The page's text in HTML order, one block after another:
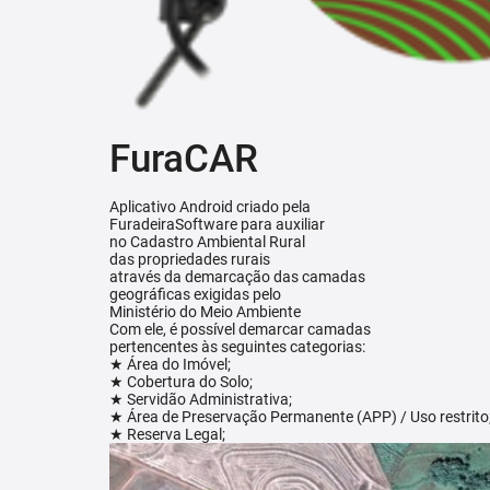
FuraCAR
Aplicativo Android criado pela
FuradeiraSoftware para auxiliar
no Cadastro Ambiental Rural
das propriedades rurais
através da demarcação das camadas
geográficas exigidas pelo
Ministério do Meio Ambiente
Com ele, é possível demarcar camadas
pertencentes às seguintes categorias:
★ Área do Imóvel;
★ Cobertura do Solo;
★ Servidão Administrativa;
★ Área de Preservação Permanente (APP) / Uso
★ Reserva Legal;